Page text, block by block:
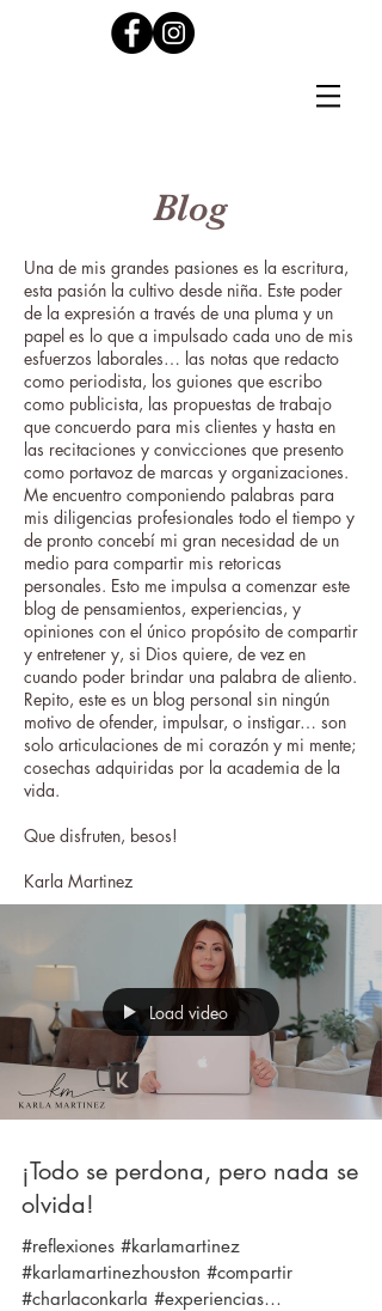
Blog
Una de mis grandes pasiones es la escritura,
esta pasión la cultivo desde niña. Este poder
de la expresión a través de una pluma y un
papel es lo que a impulsado cada uno de mis
esfuerzos laborales… las notas que redacto
como periodista, los guiones que escribo
como publicista, las propuestas de trabajo
que concuerdo para mis clientes y hasta en
las recitaciones y convicciones que presento
como portavoz de marcas y organizaciones.
Me encuentro componiendo palabras para
mis diligencias profesionales todo el tiempo y
de pronto concebí mi gran necesidad de un
medio para compartir mis retoricas
personales. Esto me impulsa a comenzar este
blog de pensamientos, experiencias, y
opiniones con el único propósito de compartir
y entretener y, si Dios quiere, de vez en
cuando poder brindar una palabra de aliento.
Repito, este es un blog personal sin ningún
motivo de ofender, impulsar, o instigar… son
solo articulaciones de mi corazón y mi mente;
cosechas adquiridas por la academia de la
vida.
Que disfruten, besos!
Karla Martinez
Load video
¡Todo se perdona, pero nada se
olvida!
#reflexiones #karlamartinez
#karlamartinezhouston #compartir
#charlaconkarla #experiencias